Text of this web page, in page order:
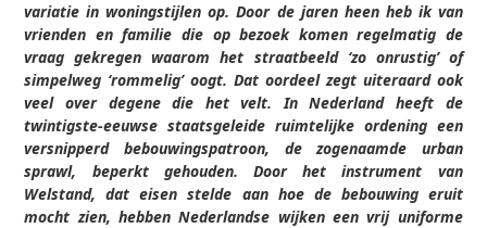
variatie in woningstijlen op. Door de jaren heen heb ik van
vrienden en familie die op bezoek komen regelmatig de
vraag gekregen waarom het straatbeeld ‘zo onrustig’ of
simpelweg ‘rommelig’ oogt. Dat oordeel zegt uiteraard ook
veel over degene die het velt. In Nederland heeft de
twintigste-eeuwse staatsgeleide ruimtelijke ordening een
versnipperd bebouwingspatroon, de zogenaamde urban
sprawl, beperkt gehouden. Door het instrument van
Welstand, dat eisen stelde aan hoe de bebouwing eruit
mocht zien, hebben Nederlandse wijken een vrij uniforme